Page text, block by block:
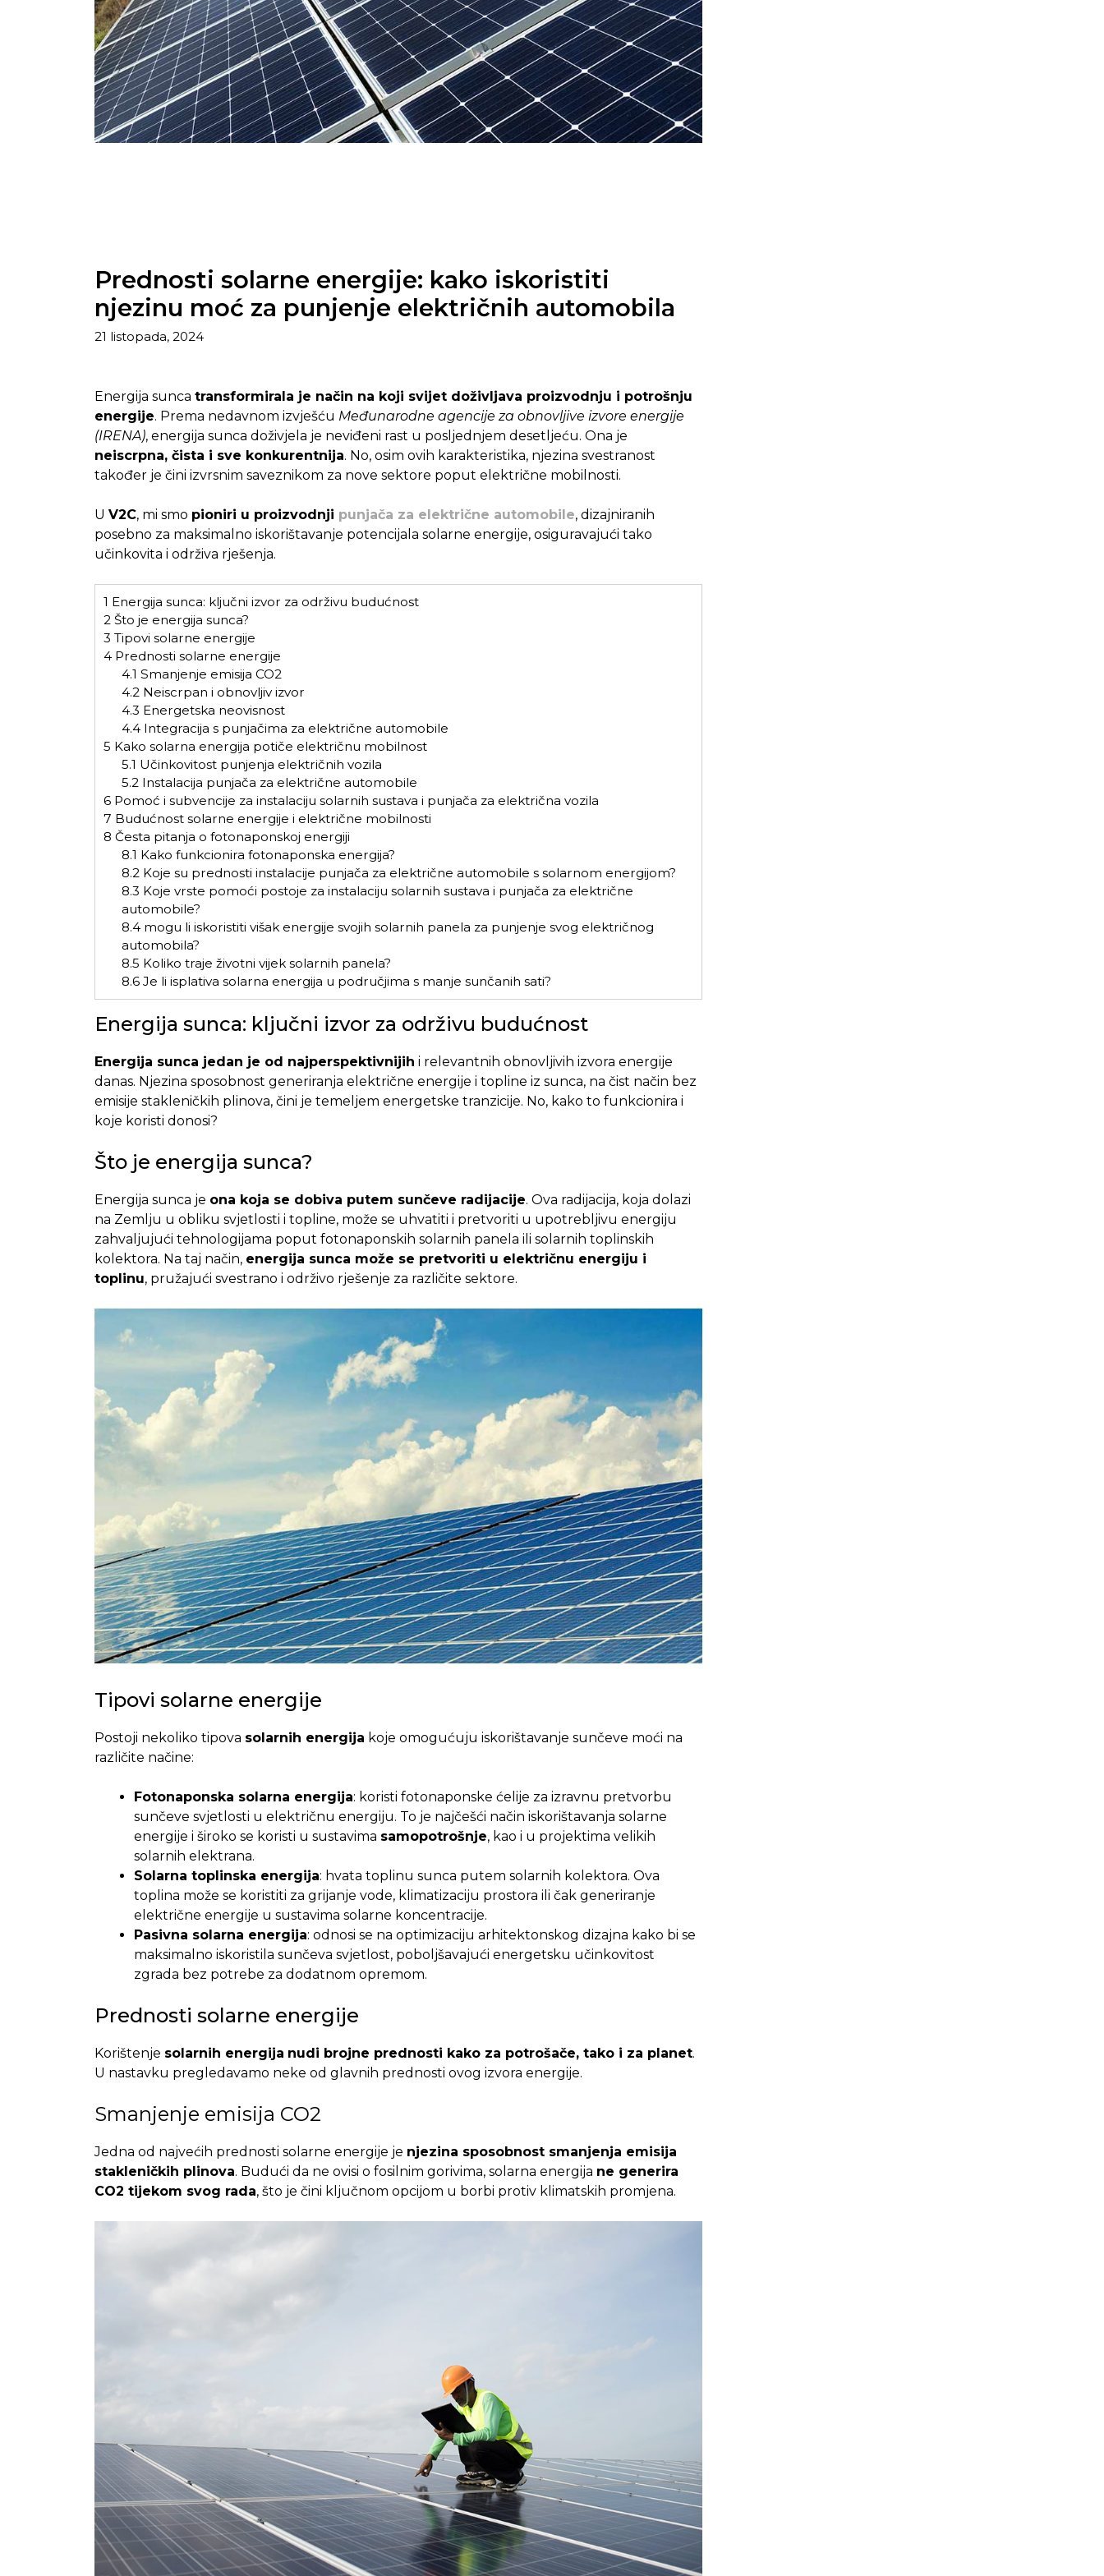
Prednosti solarne energije: kako iskoristiti
njezinu moć za punjenje električnih automobila
21 listopada, 2024
Energija sunca transformirala je način na koji svijet doživljava proizvodnju i potrošnju
energije. Prema nedavnom izvješću Međunarodne agencije za obnovljive izvore energije
(IRENA), energija sunca doživjela je neviđeni rast u posljednjem desetljeću. Ona je
neiscrpna, čista i sve konkurentnija. No, osim ovih karakteristika, njezina svestranost
također je čini izvrsnim saveznikom za nove sektore poput električne mobilnosti.
U V2C, mi smo pioniri u proizvodnji punjača za električne automobile, dizajniranih
posebno za maksimalno iskorištavanje potencijala solarne energije, osiguravajući tako
učinkovita i održiva rješenja.
1 Energija sunca: ključni izvor za održivu budućnost
2Što je energija sunca?
3 Tipovi solarne energije
4Prednosti solarne energije
4.1 Smanjenje emisija CO2
4.2 Neiscrpan i obnovljiv izvor
4.3 Energetska neovisnost
4.4 Integracija s punjačima za električne automobile
5 Kako solarna energija potiče električnu mobilnost
5.1 Učinkovitost punjenja električnih vozila
5.2 Instalacija punjača za električne automobile
6Pomoć i subvencije za instalaciju solarnih sustava i punjača za električna vozila
7 Budućnost solarne energije i električne mobilnosti
8 Česta pitanja o fotonaponskoj energiji
8.1 Kako funkcionira fotonaponska energija?
8.2 Koje su prednosti instalacije punjača za električne automobile s solarnom energijom?
8.3 Koje vrste pomoći postoje za instalaciju solarnih sustava i punjača za električne
automobile?
8.4 mogu li iskoristiti višak energije svojih solarnih panela za punjenje svog električnog
automobila?
8.5 Koliko traje životni vijek solarnih panela?
8.6 Je li isplativa solarna energija u područjima s manje sunčanih sati?
Energija sunca: ključni izvor za održivu budućnost
Energija sunca jedan je od najperspektivnijih i relevantnih obnovljivih izvora energije
danas. Njezina sposobnost generiranja električne energije i topline iz sunca, na čist način bez
emisije stakleničkih plinova, čini je temeljem energetske tranzicije. No, kako to funkcionira i
koje koristi donosi?
Što je energija sunca?
Energija sunca je ona koja se dobiva putem sunčeve radijacije. Ova radijacija, koja dolazi
na Zemlju u obliku svjetlosti i topline, može se uhvatiti i pretvoriti u upotrebljivu energiju
zahvaljujući tehnologijama poput fotonaponskih solarnih panela ili solarnih toplinskih
kolektora. Na taj način, energija sunca može se pretvoriti u električnu energiju i
toplinu, pružajući svestrano i održivo rješenje za različite sektore.
Tipovi solarne energije
Postoji nekoliko tipova solarnih energija koje omogućuju iskorištavanje sunčeve moći na
različite načine:
Fotonaponska solarna energija: koristi fotonaponske ćelije za izravnu pretvorbu
sunčeve svjetlosti u električnu energiju. To je najčešći način iskorištavanja solarne
energije i široko se koristi u sustavima samopotrošnje, kao i u projektima velikih
solarnih elektrana.
Solarna toplinska energija: hvata toplinu sunca putem solarnih kolektora. Ova
toplina može se koristiti za grijanje vode, klimatizaciju prostora ili čak generiranje
električne energije u sustavima solarne koncentracije.
Pasivna solarna energija: odnosi se na optimizaciju arhitektonskog dizajna kako bi se
maksimalno iskoristila sunčeva svjetlost, poboljšavajući energetsku učinkovitost
zgrada bez potrebe za dodatnom opremom.
Prednosti solarne energije
Korištenje solarnih energija nudi brojne prednosti kako za potrošače, tako i za planet.
U nastavku pregledavamo neke od glavnih prednosti ovog izvora energije.
Smanjenje emisija CO2
Jedna od najvećih prednosti solarne energije je njezina sposobnost smanjenja emisija
stakleničkih plinova. Budući da ne ovisi o fosilnim gorivima, solarna energija ne generira
CO2 tijekom svog rada, što je čini ključnom opcijom u borbi protiv klimatskih promjena.